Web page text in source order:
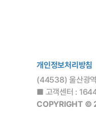
개인정보처리방침
(44538) 울산광
■ 고객센터 :
COPYRIGHT ©